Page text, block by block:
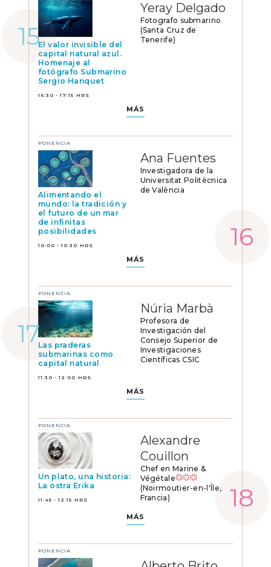
El valor invisible del
capital natural azul.
Homenaje al
fotógrafo Submarino
Sergio Hanquet
16:30 - 17:15 HRS
Yeray Delgado
Fotografo submarino
(Santa Cruz de
Tenerife)
MÁS
PONENCIA
Alimentando el
mundo: la tradición y
el futuro de un mar
de infinitas
posibilidades
10:00 - 10:30 HRS
Ana Fuentes
Investigadora de la
Universitat Politècnica
de València
MÁS
PONENCIA
Las praderas
submarinas como
capital natural
11:30 - 12:00 HRS
Núria Marbà
Profesora de
Investigación del
Consejo Superior de
Investigaciones
Científicas CSIC
MÁS
PONENCIA
Un plato, una historia:
La ostra Erika
11:45 - 12:15 HRS
Alexandre
Couillon
Chef en Marine &
Végétale
(Noirmoutier-en-l'Île,
Francia)
MÁS
PONENCIA